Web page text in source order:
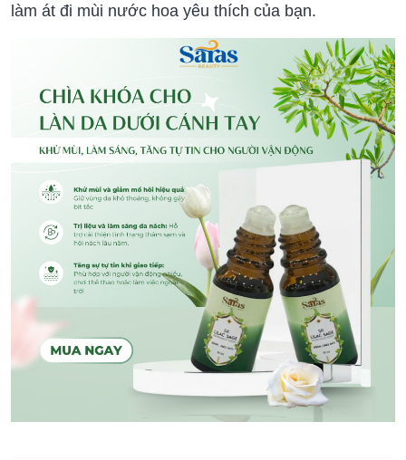
làm át đi mùi nước hoa yêu thích của bạn.